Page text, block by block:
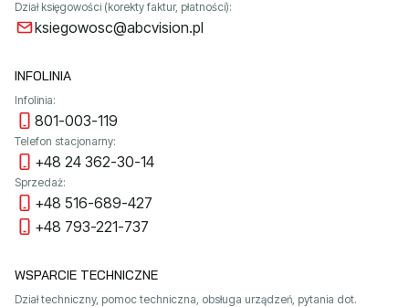
Dział księgowości (korekty faktur, płatności):
ksiegowosc@abcvision.pl
INFOLINIA
Infolinia:
801-003-119
Telefon stacjonarny:
+48 24 362-30-14
Sprzedaż:
+48 516-689-427
+48 793-221-737
WSPARCIE TECHNICZNE
Dział techniczny, pomoc techniczna, obsługa urządzeń, pytania dot.